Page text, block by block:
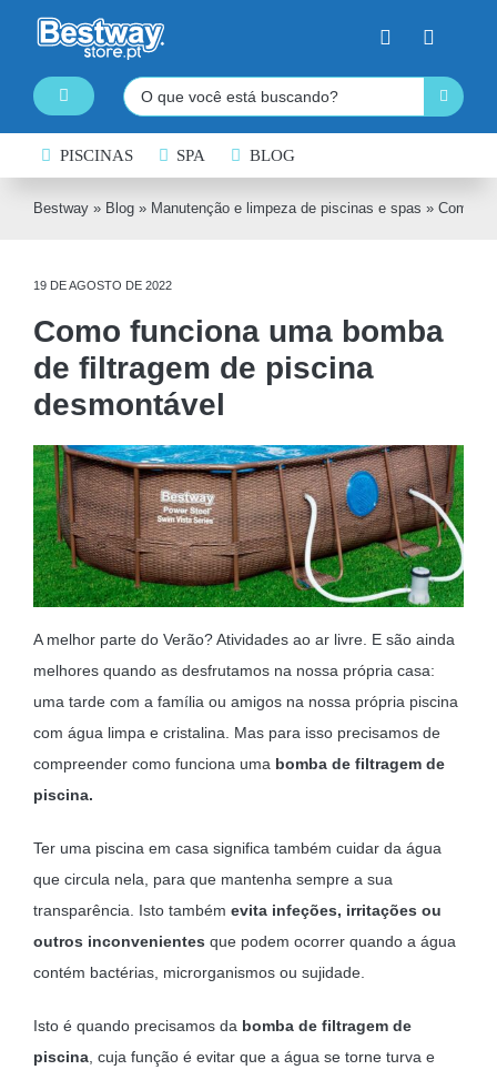
content
Toggle
PISCINAS DESMONTÁVEIS
SPA INSUFLÁVEL
CAIAQUES INSUFLÁVEIS
BARCOS INSUFLÁVEIS
INSUFLÁVEIS DE ÁGUA
COLCHÕES INSUFLÁVEIS
MOBILIÁRIO INSUFLÁVEL
CAMPISMO
ACESSÓRIOS PARA PISCINAS
PEÇAS DE SUBSTITUIÇÃO PARA SPA
Pesquisar
PISCINAS SPA BLOG
Bestway» Blog» Manutenção e limpeza de piscinas e spas » Como
19 DE AGOSTO DE 2022
Como funciona uma bomba
de filtragem de piscina
desmontável
A melhor parte do Verão? Atividades ao ar livre. E são ainda
melhores quando as desfrutamos na nossa própria casa:
uma tarde com a família ou amigos na nossa própria piscina
com água limpa e cristalina. Mas para isso precisamos de
compreender como funciona uma bomba de filtragem de
piscina.
Ter uma piscina em casa significa também cuidar da água
que circula nela, para que mantenha sempre a sua
transparência. Isto também evita infeções, irritações ou
outros inconvenientes que podem ocorrer quando a água
contém bactérias, microrganismos ou sujidade.
Isto é quando precisamos da bomba de filtragem de
piscina, cuja função é evitar que a água se torne turva e